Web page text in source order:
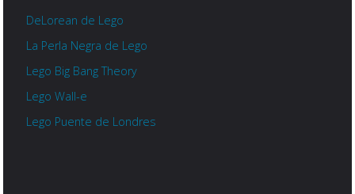
DeLorean de Lego
La Perla Negra de Lego
Lego Big Bang Theory
Lego Wall-e
Lego Puente de Londres